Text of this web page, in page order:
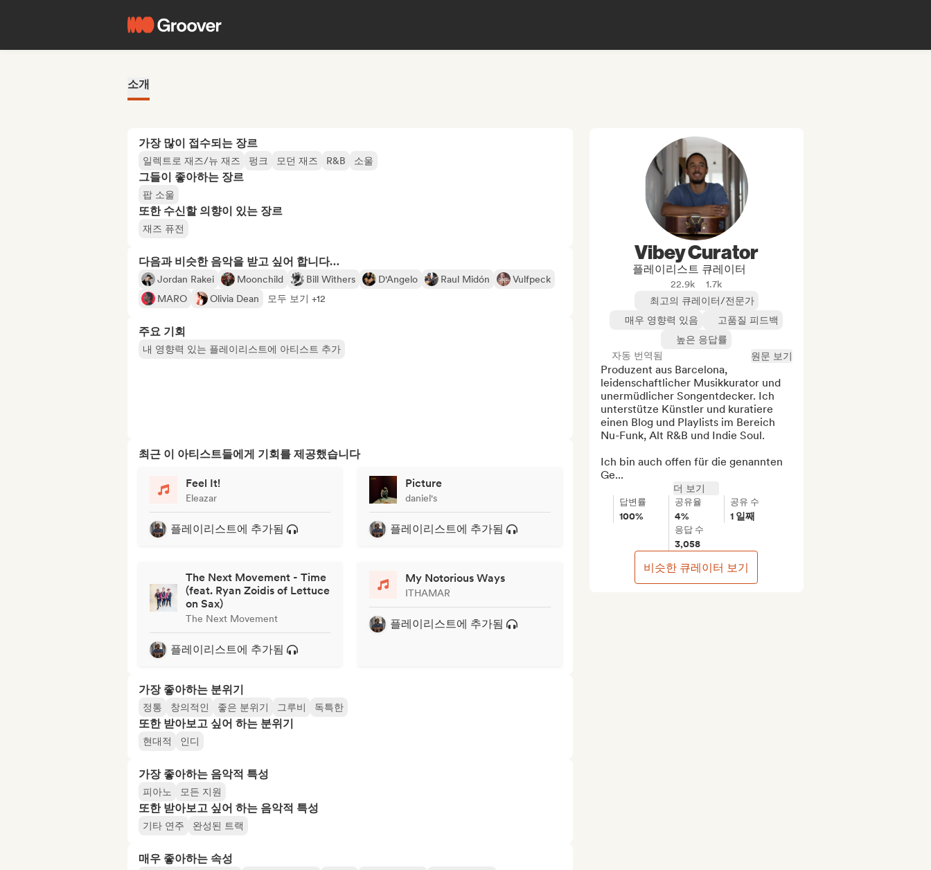
소개
가장 많이 접수되는 장르
일렉트로 재즈/뉴 재즈 펑크 모던 재즈 R&B 소울
그들이 좋아하는 장르
팝 소울
또한 수신할 의향이 있는 장르
재즈 퓨전
다음과 비슷한 음악을 받고 싶어 합니다…
Jordan Rakei Moonchild Bill Withers D'Angelo Raul Midón
Vulfpeck
MARO
Olivia Dean 모두 보기 +12
주요 기회
내 영향력 있는 플레이리스트에 아티스트 추가
최근 이 아티스트들에게 기회를 제공했습니다
Feel It!
Eleazar
플레이리스트에 추가됨
Picture
daniel's
플레이리스트에 추가됨
The Next Movement - Time
(feat. Ryan Zoidis of Lettuce
on Sax)
The Next Movement
플레이리스트에 추가됨
My Notorious Ways
ITHAMAR
플레이리스트에 추가됨
가장 좋아하는 분위기
정통 창의적인 좋은 분위기 그루비 독특한
또한 받아보고 싶어 하는 분위기
현대적 인디
가장 좋아하는 음악적 특성
피아노 모든 지원
또한 받아보고 싶어 하는 음악적 특성
기타 연주 완성된 트랙
매우 좋아하는 속성
Vibey Curator
플레이리스트 큐레이터
22.9k
1.7k
최고의 큐레이터/전문가
매우 영향력 있음
고품질 피드백
높은 응답률
자동 번역됨
원문 보기
Produzent aus Barcelona, ​​
leidenschaftlicher Musikkurator und
unermüdlicher Songentdecker. Ich
unterstütze Künstler und kuratiere
einen Blog und Playlists im Bereich
Nu-Funk, Alt R&B und Indie Soul.
Ich bin auch offen für die genannten
Ge...
더 보기
답변률
100%
공유율
4%
공유 수
1 일째
응답 수
3,058
비슷한 큐레이터 보기